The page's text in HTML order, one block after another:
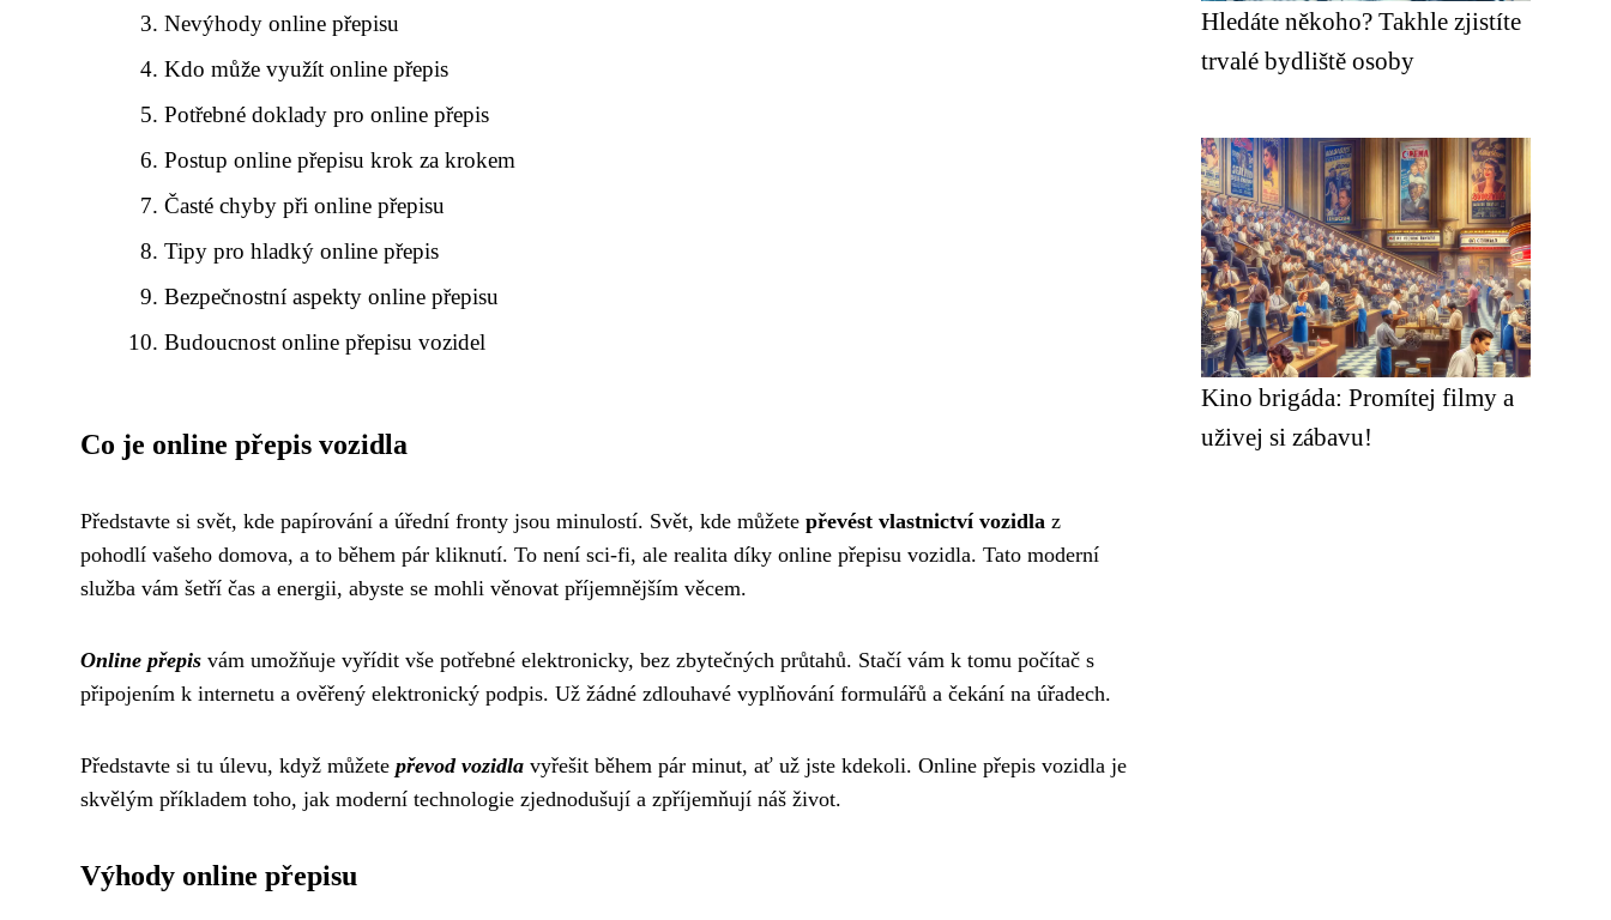
Nevýhody online přepisu
Kdo může využít online přepis
Potřebné doklady pro online přepis
Postup online přepisu krok za krokem
Časté chyby při online přepisu
Tipy pro hladký online přepis
Bezpečnostní aspekty online přepisu
Budoucnost online přepisu vozidel
Co je online přepis vozidla
Představte si svět, kde papírování a úřední fronty jsou minulostí. Svět, kde můžete převést vlastnictví vozidla z
pohodlí vašeho domova, a to během pár kliknutí. To není sci-fi, ale realita díky online přepisu vozidla. Tato moderní
služba vám šetří čas a energii, abyste se mohli věnovat příjemnějším věcem.
Online přepis vám umožňuje vyřídit vše potřebné elektronicky, bez zbytečných průtahů. Stačí vám k tomu počítač s
připojením k internetu a ověřený elektronický podpis. Už žádné zdlouhavé vyplňování formulářů a čekání na úřadech.
Představte si tu úlevu, když můžete převod vozidla vyřešit během pár minut, ať už jste kdekoli. Online přepis vozidla je
skvělým příkladem toho, jak moderní technologie zjednodušují a zpříjemňují náš život.
Výhody online přepisu
Hledáte někoho? Takhle zjistíte
trvalé bydliště osoby
Kino brigáda: Promítej filmy a
uživej si zábavu!